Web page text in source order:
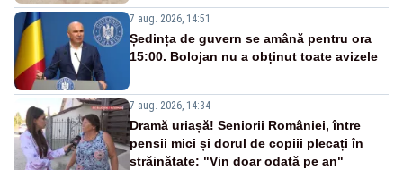
7 aug. 2026, 14:51
Ședința de guvern se amână pentru ora
15:00. Bolojan nu a obținut toate avizele
7 aug. 2026, 14:34
Dramă uriașă! Seniorii României, între
pensii mici și dorul de copiii plecați în
străinătate: "Vin doar odată pe an"